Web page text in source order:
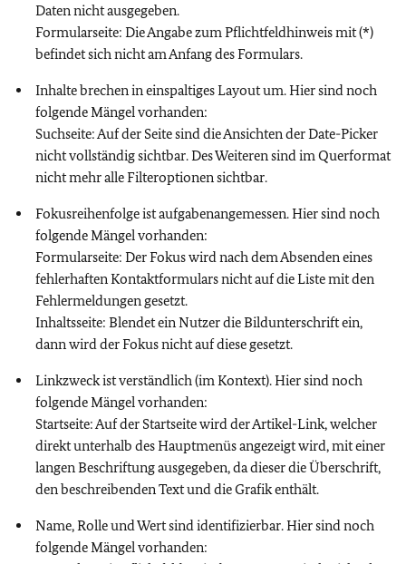
Daten nicht ausgegeben.
Formularseite: Die Angabe zum Pflichtfeldhinweis mit (*)
befindet sich nicht am Anfang des Formulars.
Inhalte brechen in einspaltiges Layout um. Hier sind noch
folgende Mängel vorhanden:
Suchseite: Auf der Seite sind die Ansichten der Date-Picker
nicht vollständig sichtbar. Des Weiteren sind im Querformat
nicht mehr alle Filteroptionen sichtbar.
Fokusreihenfolge ist aufgabenangemessen. Hier sind noch
folgende Mängel vorhanden:
Formularseite: Der Fokus wird nach dem Absenden eines
fehlerhaften Kontaktformulars nicht auf die Liste mit den
Fehlermeldungen gesetzt.
Inhaltsseite: Blendet ein Nutzer die Bildunterschrift ein,
dann wird der Fokus nicht auf diese gesetzt.
Linkzweck ist verständlich (im Kontext). Hier sind noch
folgende Mängel vorhanden:
Startseite: Auf der Startseite wird der Artikel-Link, welcher
direkt unterhalb des Hauptmenüs angezeigt wird, mit einer
langen Beschriftung ausgegeben, da dieser die Überschrift,
den beschreibenden Text und die Grafik enthält.
Name, Rolle und Wert sind identifizierbar. Hier sind noch
folgende Mängel vorhanden: